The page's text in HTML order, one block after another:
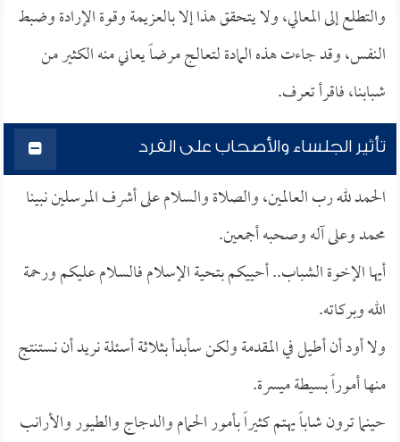
والتطلع إلى المعالي، ولا يتحقق هذا إلا بالعزيمة وقوة الإرادة وضبط
النفس، وقد جاءت هذه المادة لتعالج مرضاً يعاني منه الكثير من
شبابنا، فاقرأ تعرف.
تأثير الجلساء والأصحاب على الفرد
الحمد لله رب العالمين، والصلاة والسلام على أشرف المرسلين نبينا
محمد وعلى آله وصحبه أجمعين.
أيها الإخوة الشباب.. أحييكم بتحية الإسلام فالسلام عليكم ورحمة
الله وبركاته.
ولا أود أن أطيل في المقدمة ولكن سأبدأ بثلاثة أسئلة نريد أن نستنتج
منها أموراً بسيطة ميسرة.
حينما ترون شاباً يهتم كثيراً بأمور الحمام والدجاج والطيور والأرانب